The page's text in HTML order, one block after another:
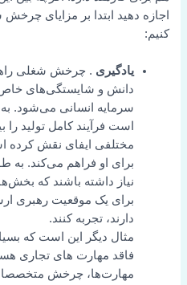
اجازه دهید ابتدا بر مزایای
کنیم:
یادگیری . چرخش شغلی
دانش و شایستگی‌های
سرمایه انسانی می‌شود.
است فرآیند کامل تولید را
مختلفی ایفای نقش کرده
برای او فراهم می‌کند. به
نیاز داشته باشند که
برای یک موقعیت رهبری
دارند، تجربه کنند.
مثال دیگر این است که
فاقد مهارت های تجاری
مهارت‌ها، چرخش